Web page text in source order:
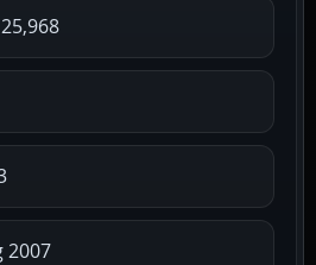
2007